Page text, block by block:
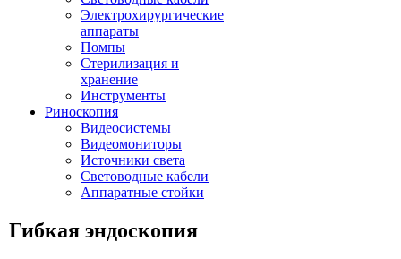
Электрохирургические
аппараты
Помпы
Стерилизация и
хранение
Инструменты
Риноскопия
Видеосистемы
Видеомониторы
Источники света
Световодные кабели
Аппаратные стойки
Гибкая эндоскопия